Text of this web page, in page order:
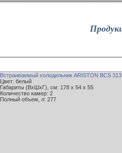
Встраиваемый холодильник ARISTON BCS
Цвет: белый
Габариты (ВxШxГ), см: 178 x 54 x 55
Количество камер: 2
Полный объем, л: 277